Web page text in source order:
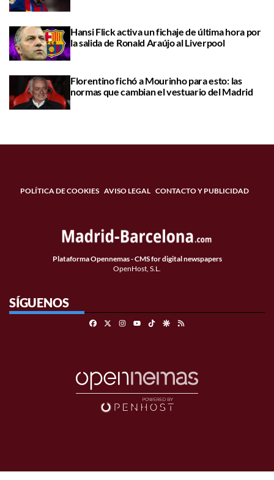
Hansi Flick activa un fichaje de última hora por
la salida de Ronald Araújo al Liverpool
Florentino fichó a Mourinho para esto: las
normas que cambian el vestuario del Madrid
POLÍTICA DE COOKIES AVISO LEGAL CONTACTO Y PUBLICIDAD
Plataforma Opennemas - CMS for digital newspapers
OpenHost, S.L.
SÍGUENOS
FacebookInstagramTikTokGoogle Discover